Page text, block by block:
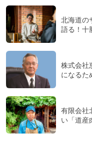
北海道の
語る！十
株式会社
になるた
有限会社
い「道産